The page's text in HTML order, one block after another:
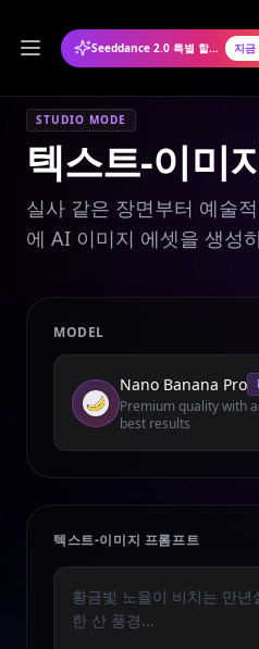
Seeddance 2.0 특별 할인: 연간 플랜 50% 할인 지금
STUDIO MODE
텍스트-이미
실사 같은 장면부터 예술
에 AI 이미지 에셋을 생성
MODEL
Nano Banana Pro
Premium quality with
best results
텍스트-이미지 프롬프트